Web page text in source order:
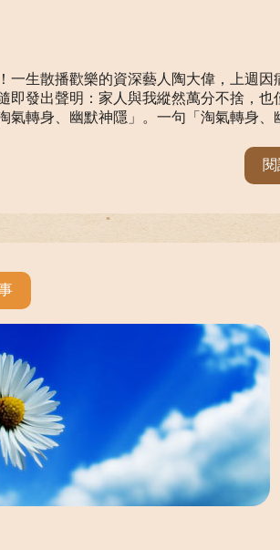
一生散播歡樂的資深藝人陶大偉，上週因
即發出聲明：家人與我縱然萬分不捨，也
氣轉身、幽默神隱」。一句「淘氣轉身、